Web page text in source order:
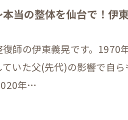
当の整体を仙台で！伊
師の伊東義晃です。1970
いた父(先代)の影響で自
年…